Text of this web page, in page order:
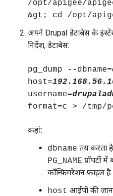
/opt/apigee/
&gt; cd /opt/
अपने Drupal डेटाबेस के
निर्देश, डेटाबेस:
pg_dump --dbname=
host=
username=
format=c > /tmp/
कहां:
dbname तय करता
PG_NAME प्रॉपर्टी
कॉन्फ़िगरेशन फ़ाइल है.
host आईपी की